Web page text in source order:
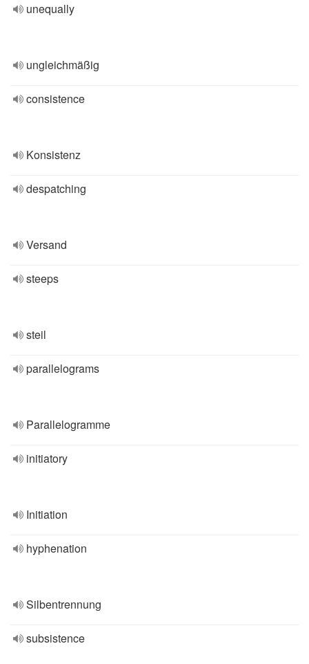
unequally
ungleichmäßig
consistence
Konsistenz
despatching
Versand
steeps
steil
parallelograms
Parallelogramme
initiatory
Initiation
hyphenation
Silbentrennung
subsistence